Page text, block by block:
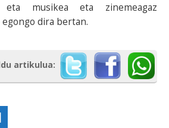
eta musikea eta zinemeagaz
dira bertan.
artikulua: